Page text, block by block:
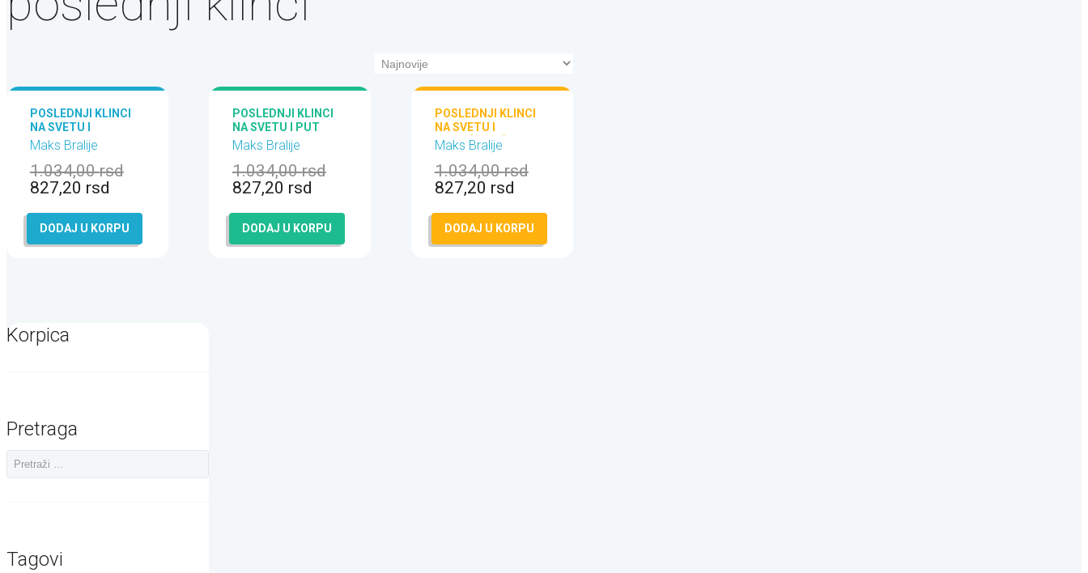
POSLEDNJI KLINCI
NA SVETU I
SUDBONOSNA TRKA
Maks Bralije
1.034,00rsd
827,20 rsd
DODAJ U KORPU
POSLEDNJI KLINCI
NA SVETU I PUT
KOSTURA
Maks Bralije
1.034,00rsd
827,20 rsd
DODAJ U KORPU
POSLEDNJI KLINCI
NA SVETU I
PONOĆNA OŠTRICA
Maks Bralije
1.034,00rsd
827,20 rsd
DODAJ U KORPU
Korpica
Pretraga
Tagovi